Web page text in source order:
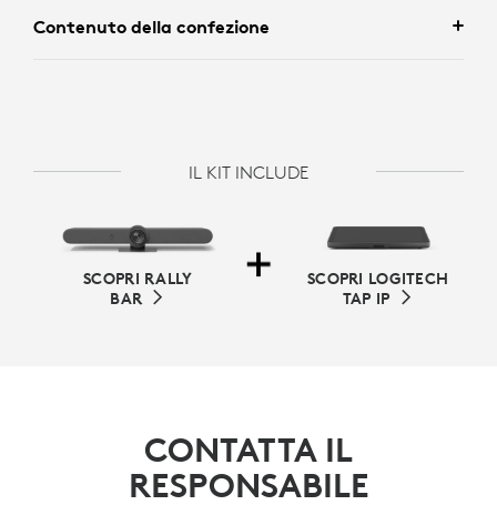
Contenuto della confezione
IL KIT INCLUDE
SCOPRI RALLY
BAR
SCOPRI LOGITECH
TAP IP
CONTATTA IL
RESPONSABILE